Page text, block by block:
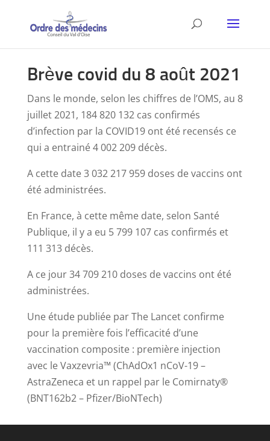
Brève covid du 8 août 2021
Dans le monde, selon les chiffres de l’OMS, au 8
juillet 2021, 184 820 132 cas confirmés
d’infection par la COVID19 ont été recensés ce
qui a entrainé 4 002 209 décès.
A cette date 3 032 217 959 doses de vaccins ont
été administrées.
En France, à cette même date, selon Santé
Publique, il y a eu 5 799 107 cas confirmés et
111 313 décès.
A ce jour 34 709 210 doses de vaccins ont été
administrées.
Une étude publiée par The Lancet confirme
pour la première fois l’efficacité d’une
vaccination composite : première injection
avec le Vaxzevria™ (ChAdOx1 nCoV-19 –
AstraZeneca et un rappel par le Comirnaty®
(BNT162b2 – Pfizer/BioNTech)